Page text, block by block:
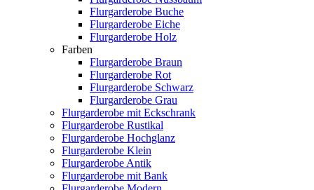
Flurgarderobe Buche
Flurgarderobe Eiche
Flurgarderobe Holz
Farben
Flurgarderobe Braun
Flurgarderobe Rot
Flurgarderobe Schwarz
Flurgarderobe Grau
Flurgarderobe mit Eckschrank
Flurgarderobe Rustikal
Flurgarderobe Hochglanz
Flurgarderobe Klein
Flurgarderobe Antik
Flurgarderobe mit Bank